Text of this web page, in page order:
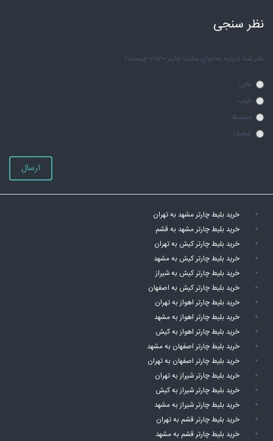
نظر سنجی
نظر شما درباره محتوای سایت چارتر 2020 چیست؟
عالی
خوب
متوسط
ضعیف
ارسال
خرید بلیط چارتر مشهد به تهران
خرید بلیط چارتر مشهد به قشم
خرید بلیط چارتر کیش به تهران
خرید بلیط چارتر کیش به مشهد
خرید بلیط چارتر کیش به شیراز
خرید بلیط چارتر کیش به اصفهان
خرید بلیط چارتر اهواز به تهران
خرید بلیط چارتر اهواز به مشهد
خرید بلیط چارتر اهواز به کیش
خرید بلیط چارتر اصفهان به مشهد
خرید بلیط چارتر اصفهان به تهران
خرید بلیط چارتر شیراز به تهران
خرید بلیط چارتر شیراز به کیش
خرید بلیط چارتر شیراز به مشهد
خرید بلیط چارتر قشم به تهران
خرید بلیط چارتر قشم به مشهد